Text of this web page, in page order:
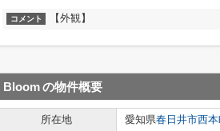
コメント 【外観】
Bloomの物件概要
所在地 愛知県春日井市西